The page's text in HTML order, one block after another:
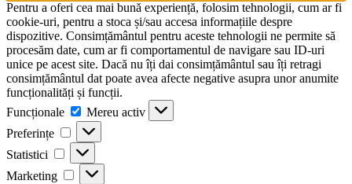
Pentru a oferi cea mai bună experiență, folosim tehnologii, cum ar fi
cookie-uri, pentru a stoca și/sau accesa informațiile despre
dispozitive. Consimțământul pentru aceste tehnologii ne permite să
procesăm date, cum ar fi comportamentul de navigare sau ID-uri
unice pe acest site. Dacă nu îți dai consimțământul sau îți retragi
consimțământul dat poate avea afecte negative asupra unor anumite
funcționalități și funcții.
Funcționale
Funcționale
Mereu activ
Preferințe
Preferințe
Statistici Statistici
Marketing Marketing